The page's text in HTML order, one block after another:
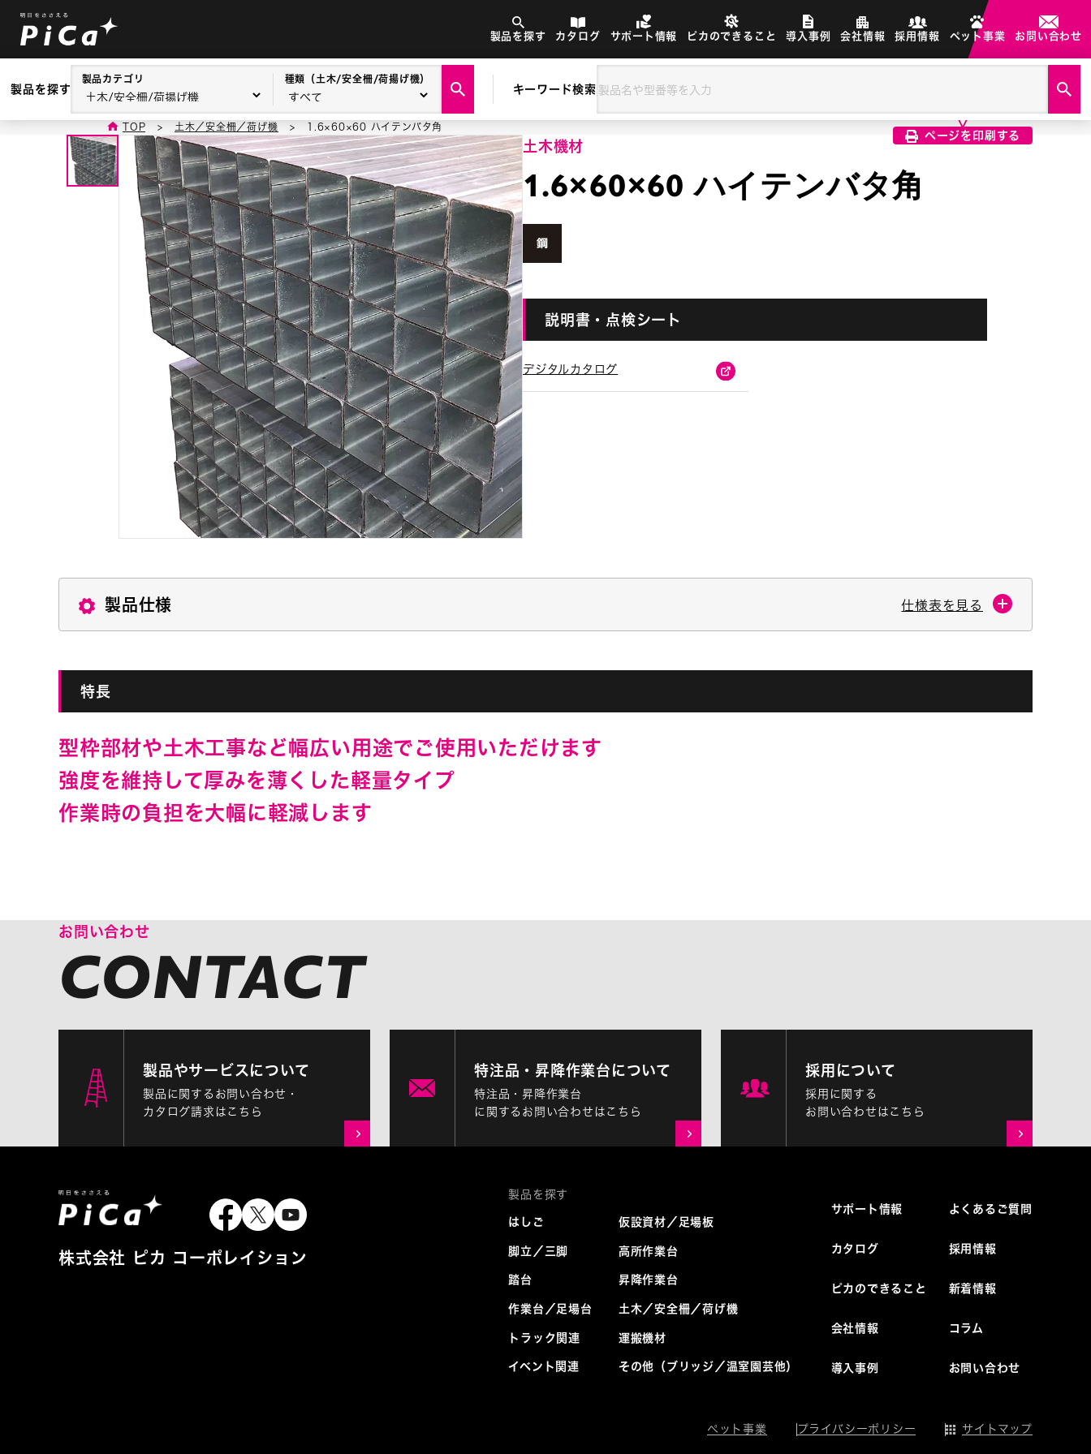
製品を探す カタログ サポート情報 ピカのできること 導入事例 会社情報 採用情報 ペット事業 お問い合わせ
製品を探す
製品カテゴリ 種類（土木/安全柵/荷揚げ機）
キーワード検索
TOP > 土木／安全柵／荷げ機 > 1.6×60×60 ハイテンバタ角
ページを印刷する
1.6×60×60 ハイテンバタ角
土木機材
説明書・点検シート
デジタルカタログ
製品仕様 仕様表を見る
特長
型枠部材や土木工事など幅広い用途でご使用いただけます
強度を維持して厚みを薄くした軽量タイプ
作業時の負担を大幅に軽減します
お問い合わせ
製品やサービスについて
製品に関するお問い合わせ・
カタログ請求はこちら
特注品・昇降作業台について
特注品・昇降作業台
に関するお問い合わせはこちら
採用について
採用に関する
お問い合わせはこちら
株式会社 ピカ コーポレイション
はしご
脚立／三脚
踏台
作業台／足場台
トラック関連
イベント関連
仮設資材／足場板
高所作業台
昇降作業台
土木／安全柵／荷げ機
運搬機材
その他（ブリッジ／温室園芸他）
サポート情報
カタログ
ピカのできること
会社情報
導入事例
よくあるご質問
採用情報
新着情報
コラム
お問い合わせ
ペット事業 プライバシーポリシー サイトマップ